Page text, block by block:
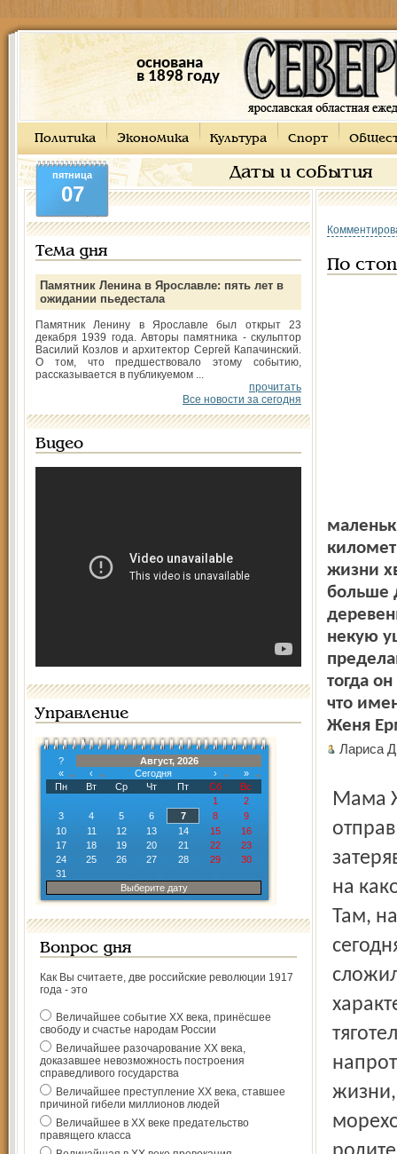
основана
в 1898 году
Политика Экономика Культура Спорт
Даты и события
пятница
07
Тема дня
Памятник Ленина в Ярославле: пять лет в
ожидании пьедестала
Памятник Ленину в Ярославле был открыт 23
декабря 1939 года. Авторы памятника - скульптор
Василий Козлов и архитектор Сергей Капачинский.
О том, что предшествовало этому событию,
рассказывается в публикуемом ...
прочитать
Все новости за сегодня
Видео
Управление
?
Август, 2026
«
‹ Сегодня ›
»
Пн
Вт Ср Чт Пт Сб
Вс
1
2
3
4 5 6 7 8
9
10
11 12 13 14 15
16
17
18 19 20 21 22
23
24
25 26 27 28 29
30
31
Выберите дату
Вопрос дня
Как Вы считаете, две российские революции 1917
года - это
Величайшее событие ХХ века, принёсшее
свободу и счастье народам России
Величайшее разочарование ХХ века,
доказавшее невозможность построения
справедливого государства
Величайшее преступление ХХ века, ставшее
причиной гибели миллионов людей
Величайшее в ХХ веке предательство
правящего класса
По
жизни
больше
некую
тогда
что
Женя
Лариса
Мама Жени по окончании медицинского училища
на
Там,
жизни,